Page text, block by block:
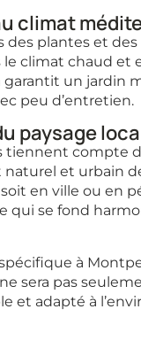
climat
des plantes et
climat chaud et
garantit un jardin
peu d’entretien.
paysage
tiennent compte
naturel et urbain
en ville ou en
qui se fond
à
sera pas
et adapté à